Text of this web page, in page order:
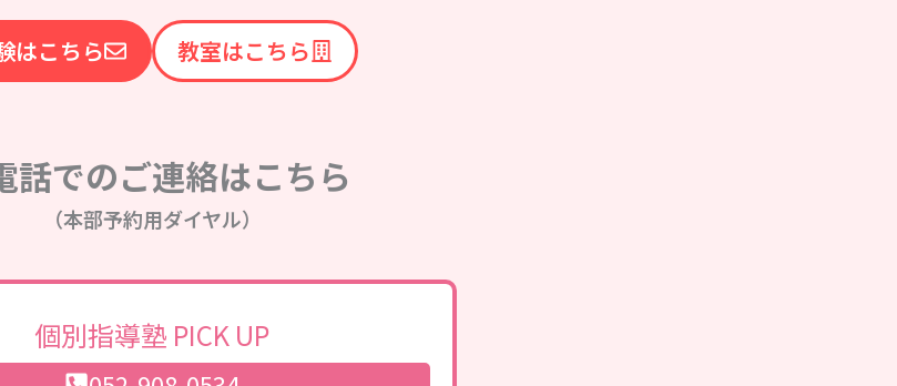
はこちら 教室はこちら
話でのご連絡はこちら
（本部予約用ダイヤル）
個別指導塾 PICK UP